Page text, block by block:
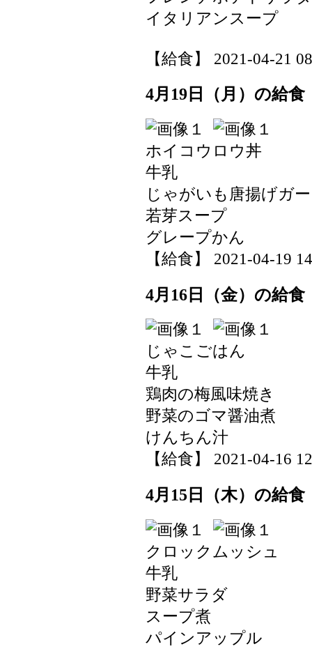
イタリアンスープ
【給食】 2021-04-21
4月19日（月）の給食
ホイコウロウ丼
牛乳
じゃがいも唐揚げガ
若芽スープ
グレープかん
【給食】 2021-04-19
4月16日（金）の給食
じゃこごはん
牛乳
鶏肉の梅風味焼き
野菜のゴマ醤油煮
けんちん汁
【給食】 2021-04-16
4月15日（木）の給食
クロックムッシュ
牛乳
野菜サラダ
スープ煮
パインアップル